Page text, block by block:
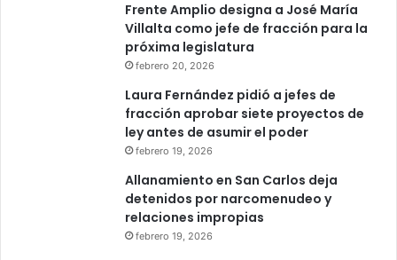
Frente Amplio designa a José María
Villalta como jefe de fracción para la
próxima legislatura
febrero 20, 2026
Laura Fernández pidió a jefes de
fracción aprobar siete proyectos de
ley antes de asumir el poder
febrero 19, 2026
Allanamiento en San Carlos deja
detenidos por narcomenudeo y
relaciones impropias
febrero 19, 2026